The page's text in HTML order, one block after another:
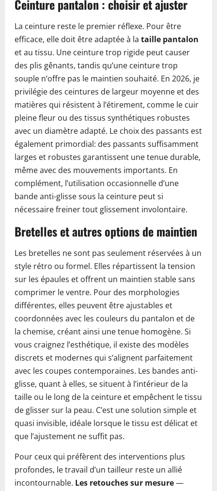
Ceinture pantalon : choisir et ajuster
La ceinture reste le premier réflexe. Pour être
efficace, elle doit être adaptée à la taille pantalon
et au tissu. Une ceinture trop rigide peut causer
des plis gênants, tandis qu’une ceinture trop
souple n’offre pas le maintien souhaité. En 2026, je
privilégie des ceintures de largeur moyenne et des
matières qui résistent à l’étirement, comme le cuir
pleine fleur ou des tissus synthétiques robustes
avec un diamètre adapté. Le choix des passants est
également primordial: des passants suffisamment
larges et robustes garantissent une tenue durable,
même avec des mouvements importants. En
complément, l’utilisation occasionnelle d’une
bande anti-glisse sous la ceinture peut si
nécessaire freiner tout glissement involontaire.
Bretelles et autres options de maintien
Les bretelles ne sont pas seulement réservées à un
style rétro ou formel. Elles répartissent la tension
sur les épaules et offrent un maintien stable sans
comprimer le ventre. Pour des morphologies
différentes, elles peuvent être ajustables et
coordonnées avec les couleurs du pantalon et de
la chemise, créant ainsi une tenue homogène. Si
vous craignez l’esthétique, il existe des modèles
discrets et modernes qui s’alignent parfaitement
avec les coupes contemporaines. Les bandes anti-
glisse, quant à elles, se situent à l’intérieur de la
taille ou le long de la ceinture et empêchent le tissu
de glisser sur la peau. C’est une solution simple et
quasi invisible, idéale lorsque le tissu est délicat et
que l’ajustement ne suffit pas.
Pour ceux qui préfèrent des interventions plus
profondes, le travail d’un tailleur reste un allié
incontournable. Les retouches sur mesure—